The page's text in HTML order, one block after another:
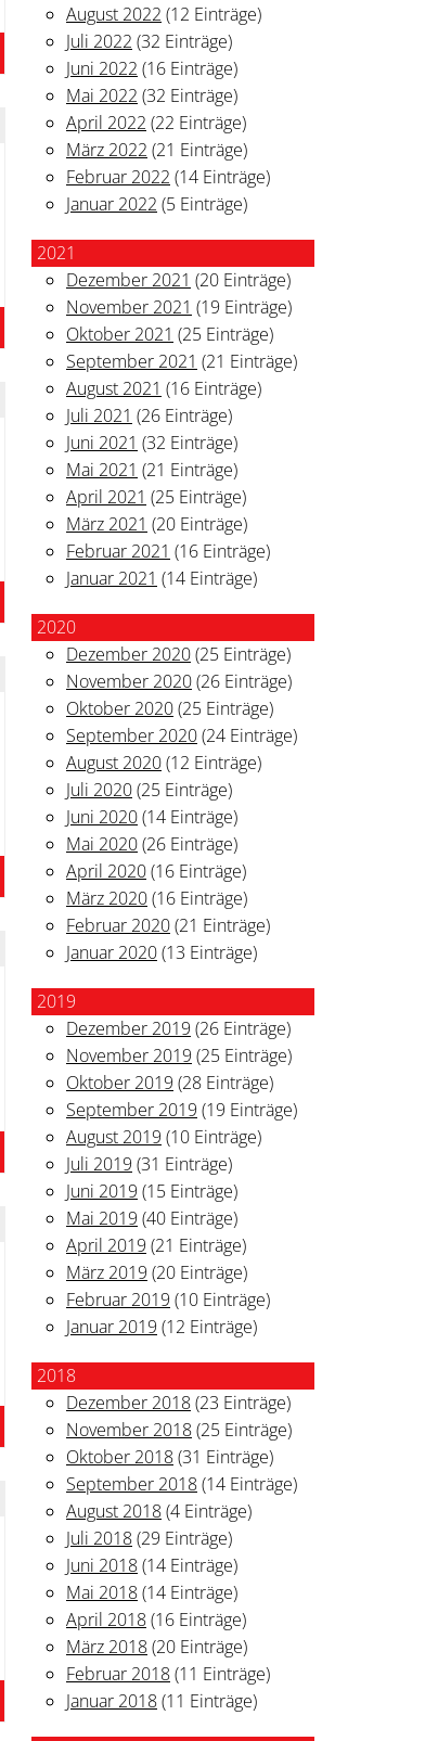
August 2022 (12 Einträge)
Juli 2022 (32 Einträge)
Juni 2022 (16 Einträge)
Mai 2022 (32 Einträge)
April 2022 (22 Einträge)
März 2022 (21 Einträge)
Februar 2022 (14 Einträge)
Januar 2022 (5 Einträge)
2021
Dezember 2021 (20 Einträge)
November 2021 (19 Einträge)
Oktober 2021 (25 Einträge)
September 2021 (21 Einträge)
August 2021 (16 Einträge)
Juli 2021 (26 Einträge)
Juni 2021 (32 Einträge)
Mai 2021 (21 Einträge)
April 2021 (25 Einträge)
März 2021 (20 Einträge)
Februar 2021 (16 Einträge)
Januar 2021 (14 Einträge)
2020
Dezember 2020(25 Einträge)
November 2020(26 Einträge)
Oktober 2020(25 Einträge)
September 2020(24 Einträge)
August 2020(12 Einträge)
Juli 2020(25 Einträge)
Juni 2020(14 Einträge)
Mai 2020(26 Einträge)
April 2020(16 Einträge)
März 2020(16 Einträge)
Februar 2020(21 Einträge)
Januar 2020(13 Einträge)
2019
Dezember 2019 (26 Einträge)
November 2019 (25 Einträge)
Oktober 2019 (28 Einträge)
September 2019 (19 Einträge)
August 2019 (10 Einträge)
Juli 2019 (31 Einträge)
Juni 2019 (15 Einträge)
Mai 2019 (40 Einträge)
April 2019 (21 Einträge)
März 2019 (20 Einträge)
Februar 2019 (10 Einträge)
Januar 2019 (12 Einträge)
2018
Dezember 2018(23 Einträge)
November 2018(25 Einträge)
Oktober 2018(31 Einträge)
September 2018(14 Einträge)
August 2018(4 Einträge)
Juli 2018(29 Einträge)
Juni 2018(14 Einträge)
Mai 2018(14 Einträge)
April 2018(16 Einträge)
März 2018(20 Einträge)
Februar 2018(11 Einträge)
Januar 2018(11 Einträge)